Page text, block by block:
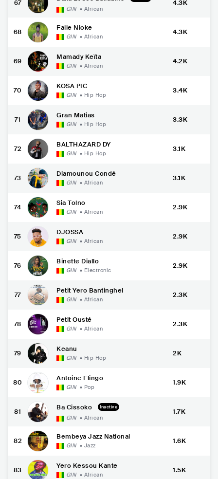
67
GIN • African
4.3K
68
Falle Nioke
GIN • African
4.3K
69
Mamady Keïta
GIN • African
4.2K
70
KOSA PIC
GIN • Hip Hop
3.4K
71
Gran Matias
GIN • Hip Hop
3.3K
72
BALTHAZARD DY
GIN • Hip Hop
3.1K
73
Diamounou Condé
GIN • African
3.1K
74
Sia Tolno
GIN • African
2.9K
75
DJOSSA
GIN • African
2.9K
76
Binette Diallo
GIN • Electronic
2.9K
77
Petit Yero Bantinghel
GIN • African
2.3K
78
Petit Ousté
GIN • African
2.3K
79
Keanu
GIN • Hip Hop
2K
80
Antoine Flingo
GIN • Pop
1.9K
81
Ba Cissoko Inactive
GIN • African
1.7K
82
Bembeya Jazz National
GIN • Jazz
1.6K
83
Yero Kessou Kante
GIN • African
1.5K